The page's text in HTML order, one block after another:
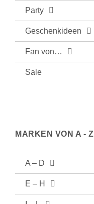
Party
Geschenkideen
Fan von…
Sale
MARKEN VON A - Z
A – D
E – H